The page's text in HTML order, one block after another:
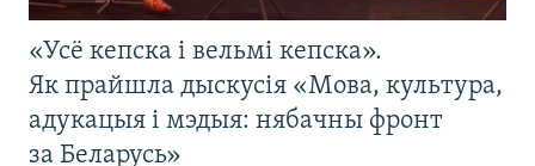
«Усё кепска і вельмі кепска».
Як прайшла дыскусія «Мова, культура,
адукацыя і мэдыя: нябачны фронт
за Беларусь»